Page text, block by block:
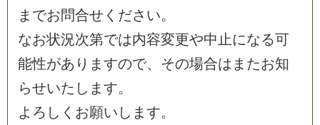
ま でお問合せ く ださ い。
なお状況次第では内容変更や中 止になる可
能性があ り ま すので、 その場合は ま たお知
らせいた し ま す。
よ ろ し く お願い し ま す。